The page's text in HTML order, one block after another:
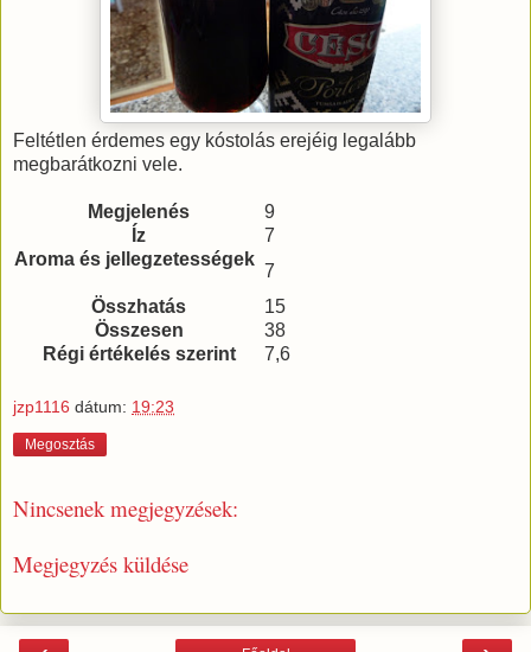
Feltétlen érdemes egy kóstolás erejéig legalább
megbarátkozni vele.
Megjelenés
9
Íz
7
Aroma és jellegzetességek
7
Összhatás
15
Összesen
38
Régi értékelés szerint
7,6
jzp1116 dátum: 19:23
Megosztás
Nincsenek megjegyzések:
Megjegyzés küldése